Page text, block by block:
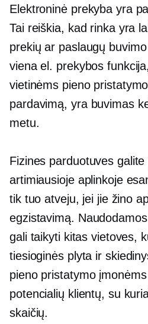
Elektroninė prekyba yra
Tai reiškia, kad rinka yra
prekių ar paslaugų
viena el. prekybos
vietinėms pieno
pardavimą, yra buvimas
metu.
Fizines parduotuves
artimiausioje aplinkoje
tik tuo atveju, jei jie žino
egzistavimą.
gali taikyti kitas vietoves,
tiesioginės plyta ir
pieno pristatymo
potencialių klientų, su
skaičių.